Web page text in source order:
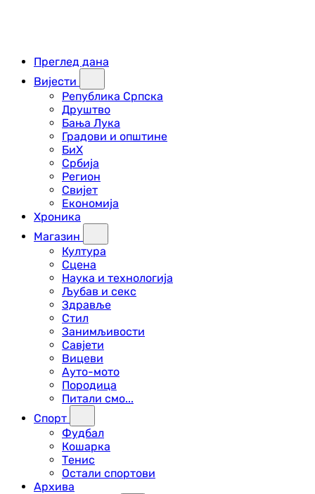
Преглед дана
Вијести
Република Српска
Друштво
Бања Лука
Градови и општине
БиХ
Србија
Регион
Свијет
Економија
Хроника
Магазин
Култура
Сцена
Наука и технологија
Љубав и секс
Здравље
Стил
Занимљивости
Савјети
Вицеви
Ауто-мото
Породица
Питали смо...
Спорт
Фудбал
Кошарка
Тенис
Остали спортови
Архива